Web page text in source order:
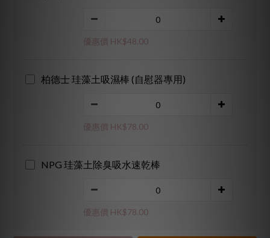
優惠價 HK$48.00
柏德士 珪藻土吸濕棒 (自慰器專用)
優惠價 HK$78.00
NPG 珪藻土除臭吸水速乾棒
優惠價 HK$78.00